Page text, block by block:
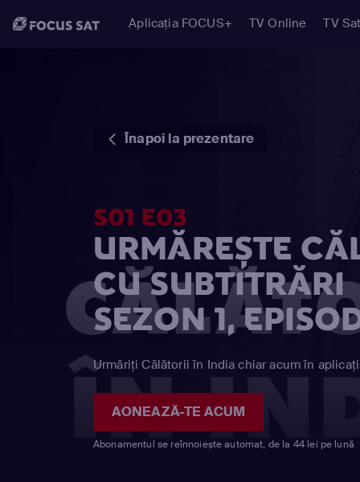
Aplicația FOCUS+ TV Online TV
Înapoi la prezentare
S01 E03
URMĂREȘTE
CU SUBTITRĂRI
SEZON 1,
Urmăriți Călătorii în India chiar acum în
AONEAZĂ-TE ACUM
Abonamentul se reînnoiește automat, de la 44 lei pe lună